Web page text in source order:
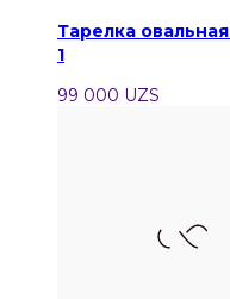
Тарелка
1
99 000 UZS